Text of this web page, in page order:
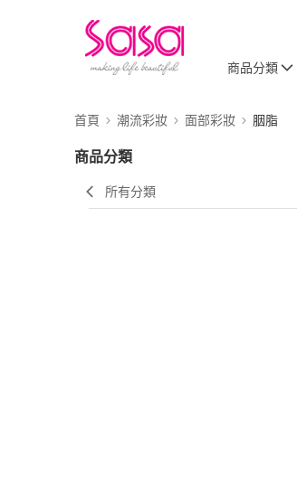
商品分類
首頁 潮流彩妝 面部彩妝 胭脂
商品分類
所有分類